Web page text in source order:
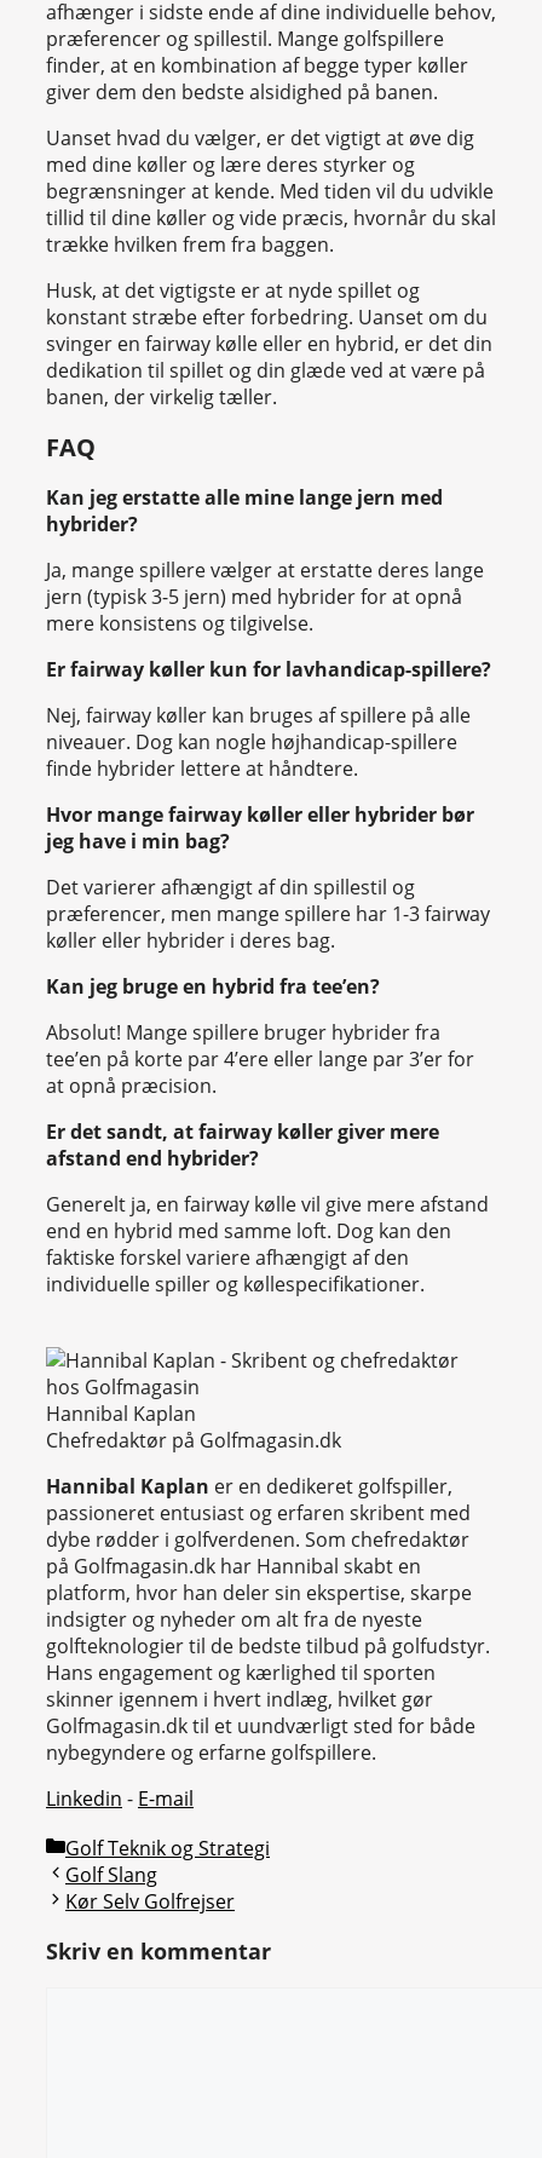
afhænger i sidste ende af dine individuelle behov,
præferencer og spillestil. Mange golfspillere
finder, at en kombination af begge typer køller
giver dem den bedste alsidighed på banen.
Uanset hvad du vælger, er det vigtigt at øve dig
med dine køller og lære deres styrker og
begrænsninger at kende. Med tiden vil du udvikle
tillid til dine køller og vide præcis, hvornår du skal
trække hvilken frem fra baggen.
Husk, at det vigtigste er at nyde spillet og
konstant stræbe efter forbedring. Uanset om du
svinger en fairway kølle eller en hybrid, er det din
dedikation til spillet og din glæde ved at være på
banen, der virkelig tæller.
FAQ
Kan jeg erstatte alle mine lange jern med
hybrider?
Ja, mange spillere vælger at erstatte deres lange
jern (typisk 3-5 jern) med hybrider for at opnå
mere konsistens og tilgivelse.
Er fairway køller kun for lavhandicap-spillere?
Nej, fairway køller kan bruges af spillere på alle
niveauer. Dog kan nogle højhandicap-spillere
finde hybrider lettere at håndtere.
Hvor mange fairway køller eller hybrider bør
jeg have i min bag?
Det varierer afhængigt af din spillestil og
præferencer, men mange spillere har 1-3 fairway
køller eller hybrider i deres bag.
Kan jeg bruge en hybrid fra tee’en?
Absolut! Mange spillere bruger hybrider fra
tee’en på korte par 4’ere eller lange par 3’er for
at opnå præcision.
Er det sandt, at fairway køller giver mere
afstand end hybrider?
Generelt ja, en fairway kølle vil give mere afstand
end en hybrid med samme loft. Dog kan den
faktiske forskel variere afhængigt af den
individuelle spiller og køllespecifikationer.
Hannibal Kaplan
Chefredaktør på Golfmagasin.dk
Hannibal Kaplan er en dedikeret golfspiller,
passioneret entusiast og erfaren skribent med
dybe rødder i golfverdenen. Som chefredaktør
på Golfmagasin.dk har Hannibal skabt en
platform, hvor han deler sin ekspertise, skarpe
indsigter og nyheder om alt fra de nyeste
golfteknologier til de bedste tilbud på golfudstyr.
Hans engagement og kærlighed til sporten
skinner igennem i hvert indlæg, hvilket gør
Golfmagasin.dk til et uundværligt sted for både
nybegyndere og erfarne golfspillere.
Linkedin - E-mail
Kategorier
Golf Teknik og Strategi
Golf Slang
Kør Selv Golfrejser
Skriv en kommentar